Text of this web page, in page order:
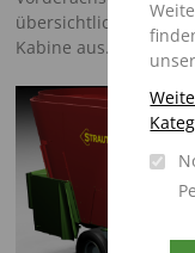
übersichtlichen
Kabine aus.